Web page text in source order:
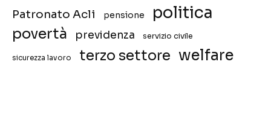
Patronato Acli pensione politica
povertà previdenza servizio civile
sicurezza lavoro terzo settore welfare